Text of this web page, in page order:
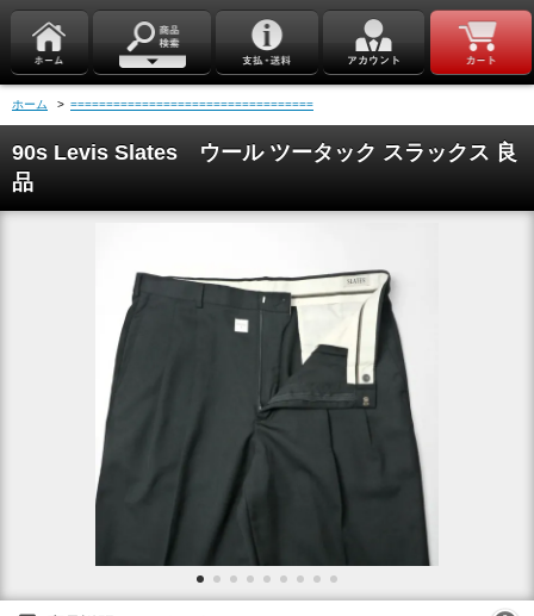
ホーム > ==================================
90s Levis Slates ウール ツータック スラックス 良
品